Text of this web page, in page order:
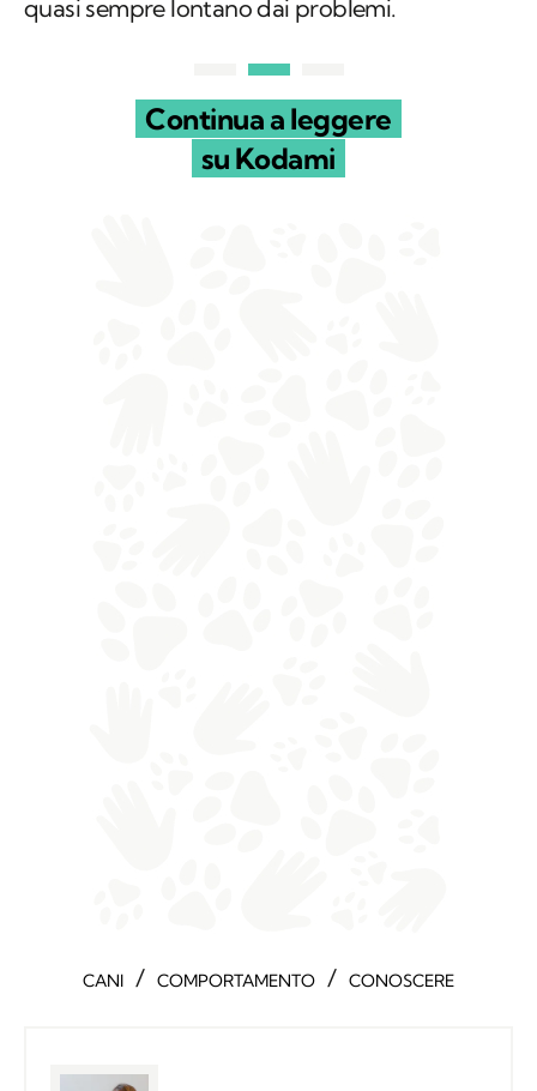
quasi sempre lontano dai problemi.
Continua a leggere
su Kodami
CANI / COMPORTAMENTO / CONOSCERE